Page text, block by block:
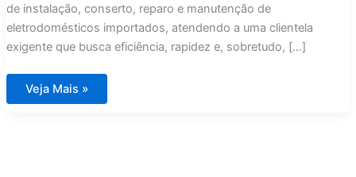
de instalação, conserto, reparo e manutenção de
eletrodomésticos importados, atendendo a uma clientela
exigente que busca eficiência, rapidez e, sobretudo, […]
Assistência
Técnica
Veja Mais »